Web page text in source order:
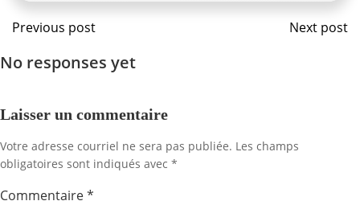
Navigation
de
l'article
Previous post Next post
No responses yet
Laisser un commentaire
Votre adresse courriel ne sera pas publiée. Les champs
obligatoires sont indiqués avec *
Commentaire*